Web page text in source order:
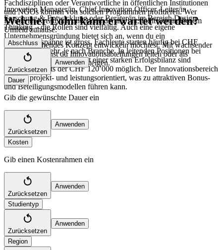
Fachdisziplinen oder Verantwortliche in öffentlichen Institutionen
und NGOs können von solchen Programmen profitieren. Wer
Freude an Kreativität und Veränderung hat, fühlt sich in diesem
Umfeld zuhause.
Innovation Manager/in, Chief Innovation Officer, Leiter/in
Forschung & Entwicklung oder Berater/in im Bereich Design
Thinking – die Rollen sind vielfältig. Auch eine eigene
Unternehmensgründung bietet sich an, wenn du ein
vielversprechendes Konzept entwickeln möchtest. Mit wachsender
Erfahrung kannst du Innovationsabteilungen leiten oder als
Investor/in in Start-ups einsteigen.
Welcher Lohn kann erwartet werden?
Die Gehaltsspanne ist gross. Fachleute starten häufig bei CHF
70’000 oder mehr, je nach Branche. In leitenden Positionen bei
Grossunternehmen oder mit einer starken Erfolgsbilanz sind
Gehälter jenseits der CHF 120’000 möglich. Der Innovationsbereich
ist stark projekt- und leistungsorientiert, was zu attraktiven Bonus-
und Beteiligungsmodellen führen kann.
Abschluss
Zurücksetzen
Anwenden
Dauer
Gib die gewünschte Dauer ein
Zurücksetzen
Anwenden
Kosten
Gib einen Kostenrahmen ein
Zurücksetzen
Anwenden
Studientyp
Zurücksetzen
Anwenden
Region